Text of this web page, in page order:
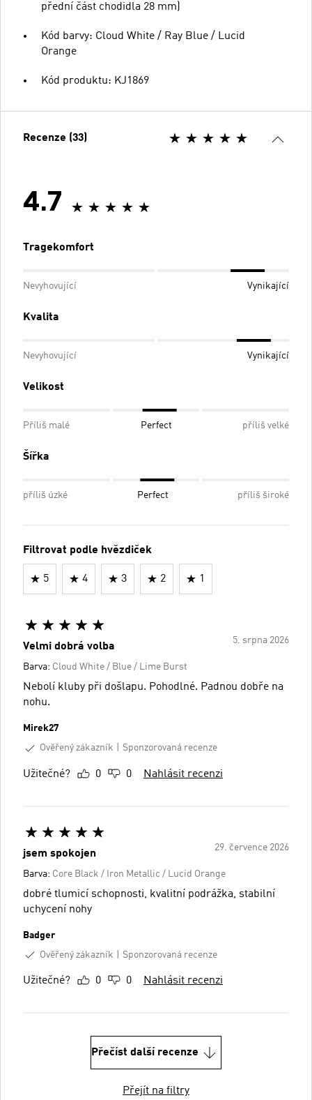
přední část chodidla 28 mm)
Kód barvy: Cloud White / Ray Blue / Lucid
Orange
Kód produktu: KJ1869
Recenze (33)
4.7
Tragekomfort
Nevyhovující Vynikající
Kvalita
Nevyhovující Vynikající
Velikost
Příliš malé Perfect příliš velké
Šířka
příliš úzké Perfect příliš široké
Filtrovat podle hvězdiček
5 4 3 2 1
5. srpna 2026
Velmi dobrá volba
Barva: Cloud White / Blue / Lime Burst
Nebolí kluby při došlapu. Pohodlné. Padnou dobře na
nohu.
Mirek27
Ověřený zákazník
Sponzorovaná recenze
Užitečné? 0 0 Nahlásit recenzi
29. července 2026
jsem spokojen
Barva: Core Black / Iron Metallic / Lucid Orange
dobré tlumicí schopnosti, kvalitní podrážka, stabilní
uchycení nohy
Badger
Ověřený zákazník
Sponzorovaná recenze
Užitečné? 0 0 Nahlásit recenzi
Přečíst další recenze
Přejít na filtry